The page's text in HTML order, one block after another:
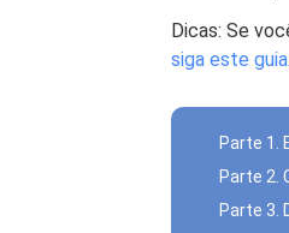
Dicas: Se
siga este guia.
Parte 1.
Parte 2.
Parte 3.